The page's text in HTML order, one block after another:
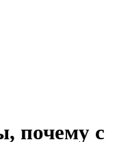
почему с